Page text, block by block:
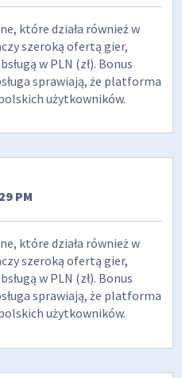
które działa również w
szeroką ofertą gier,
w PLN (zł). Bonus
sprawiają, że platforma
użytkowników.
PM
które działa również w
szeroką ofertą gier,
w PLN (zł). Bonus
sprawiają, że platforma
użytkowników.